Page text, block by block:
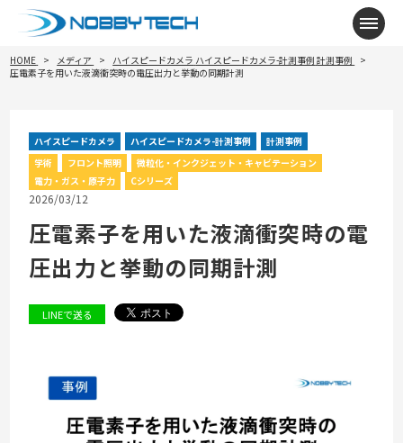
メニ
HOME メディア ハイスピードカメラ ハイスピードカメラ-計測事例 計測事例
圧電素子を用いた液滴衝突時の電圧出力と挙動の同期計測
ハイスピードカメラ ハイスピードカメラ-計測事例
計測事例
学術
フロント照明
微粒化・インクジェット・キャビテーション
電力・ガス・原子力
Cシリーズ
2026/03/12
圧電素子を用いた液滴衝突時の電
圧出力と挙動の同期計測
LINEで送る